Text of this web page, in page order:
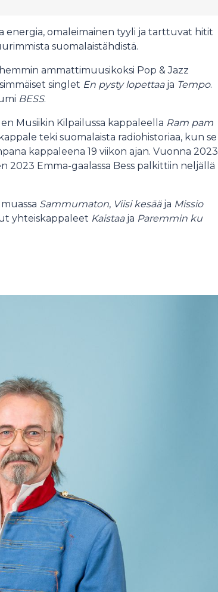
energia, omaleimainen tyyli ja tarttuvat hitit
suomalaistähdistä.
ammattimuusikoksi Pop & Jazz
singlet En pysty lopettaa ja Tempo.
BESS.
Musiikin Kilpailussa kappaleella Ram pam
teki suomalaista radiohistoriaa, kun se
kappaleena 19 viikon ajan. Vuonna 2023
2023 Emma-gaalassa Bess palkittiin neljällä
Sammumaton, Viisi kesääja Missio
yhteiskappaleet Kaistaaja Paremmin ku